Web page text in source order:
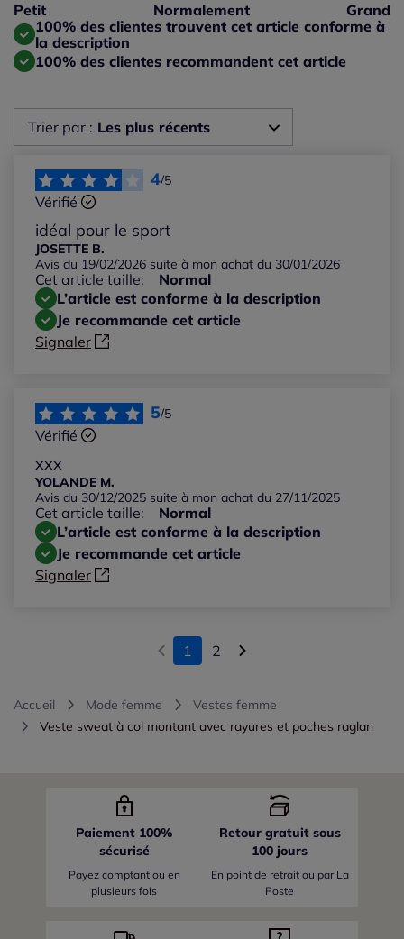
Petit Normalement Grand
Taille grand : 0%
100% des clientes trouvent cet article conforme à
la description
100% des clientes recommandent cet article
Trier par : Les plus récents
Les plus récents
Les plus anciens
Notes les plus élevées
Notes les plus basses
4/5
Vérifié
idéal pour le sport
JOSETTE B.
Avis du 19/02/2026 suite à mon achat du 30/01/2026
Cet article taille:
Normal
L’article est conforme à la description
Je recommande cet article
Signaler
5/5
Vérifié
xxx
YOLANDE M.
Avis du 30/12/2025 suite à mon achat du 27/11/2025
Cet article taille:
Normal
L’article est conforme à la description
Je recommande cet article
Signaler
1 2
Accueil Mode femme
Vestes femme
Veste sweat à col montant avec rayures et poches raglan
Paiement 100%
sécurisé
Payez comptant ou en
plusieurs fois
Retour gratuit sous
100 jours
En point de retrait ou par La
Poste